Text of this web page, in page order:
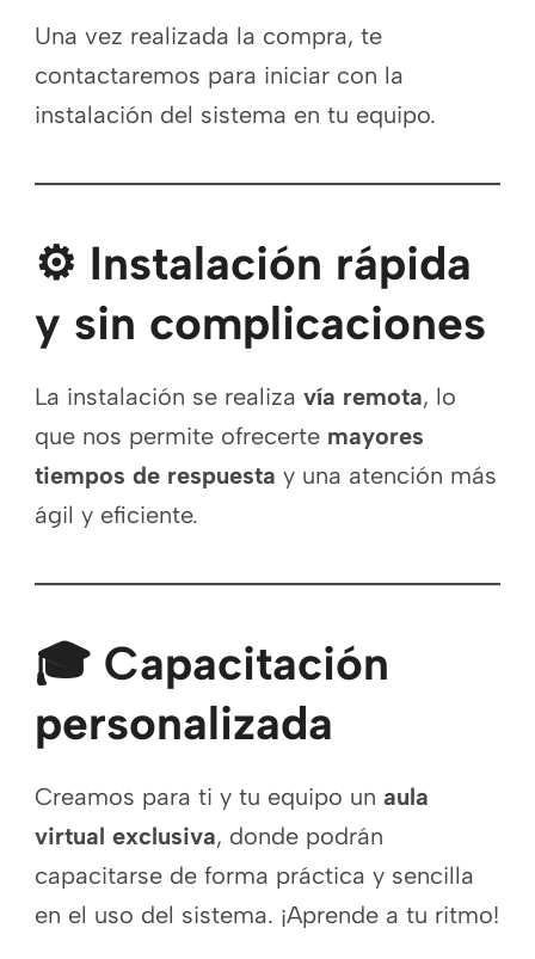
Una vez realizada la compra, te
contactaremos para iniciar con la
instalación del sistema en tu equipo.
⚙️ Instalación rápida
y sin complicaciones
La instalación se realiza vía remota, lo
que nos permite ofrecerte mayores
tiempos de respuesta y una atención más
ágil y eficiente.
🎓 Capacitación
personalizada
Creamos para ti y tu equipo un aula
virtual exclusiva, donde podrán
capacitarse de forma práctica y sencilla
en el uso del sistema. ¡Aprende a tu ritmo!